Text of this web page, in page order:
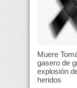
Muere
gasero de
explosión
heridos